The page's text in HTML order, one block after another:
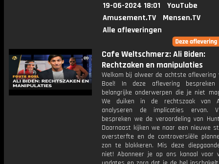
19-06-2024 18:01
YouTube
Amusement.TV
Mensen.TV
Alle afleveringen
Cafe Weltschmerz: Ali Biden:
Rechtzaken en manipulaties
Welkom bij alweer de achtste aflevering
Boel! In deze aflevering
belangrijke onderwerpen die je niet
We duiken in de rechtszaak van
analyseren de implicaties ervan.
bespreken we de veroordeling van
Daarnaast kijken we naar een nieuwe
oversterfte en de controversiële
zon te blokkeren. Mis deze
niet! Abonneer je op ons kanaal voor